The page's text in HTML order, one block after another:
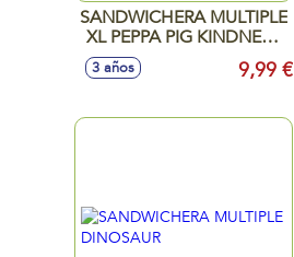
SANDWICHERA MULTIPLE
XL PEPPA PIG KINDNESS
3 años 9,99 €